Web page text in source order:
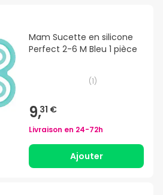
Mam Sucette en silicone
Perfect 2-6 M Bleu 1 pièce
(1)
9,31 €
Livraison en 24-72h
Ajouter